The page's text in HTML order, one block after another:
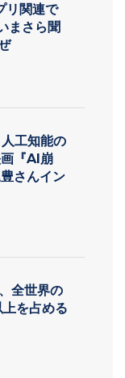
リ関連で
まさら聞
工知能の
『AI崩
さんイン
全世界の
を占める